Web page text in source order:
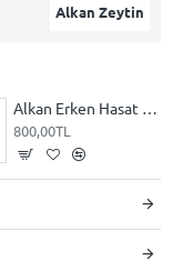
Alkan Zeytin
Alkan Erken Hasat Naturel Sızma Zeytinyağ 1 litre Teneke
800,00TL